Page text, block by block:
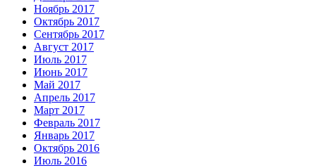
Ноябрь 2017
Октябрь 2017
Сентябрь 2017
Август 2017
Июль 2017
Июнь 2017
Май 2017
Апрель 2017
Март 2017
Февраль 2017
Январь 2017
Октябрь 2016
Июль 2016